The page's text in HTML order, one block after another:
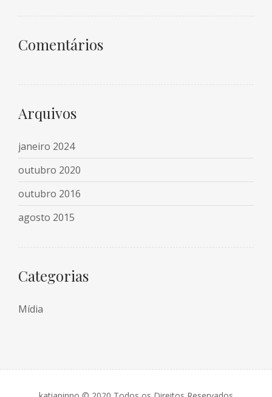
Comentários
Arquivos
janeiro 2024
outubro 2020
outubro 2016
agosto 2015
Categorias
Mídia